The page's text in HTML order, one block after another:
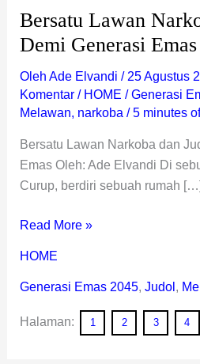
Bersatu Lawan
Demi Generasi Emas
Oleh Ade Elvandi / 25 Agustus
Komentar / HOME /Generasi
Melawan, narkoba /5 minutes
Bersatu Lawan Narkoba dan
Emas Oleh: Ade Elvandi Di
Curup, berdiri sebuah rumah […]
Read More »
HOME
Generasi Emas 2045, Judol ,
Halaman: 1 2 3 4